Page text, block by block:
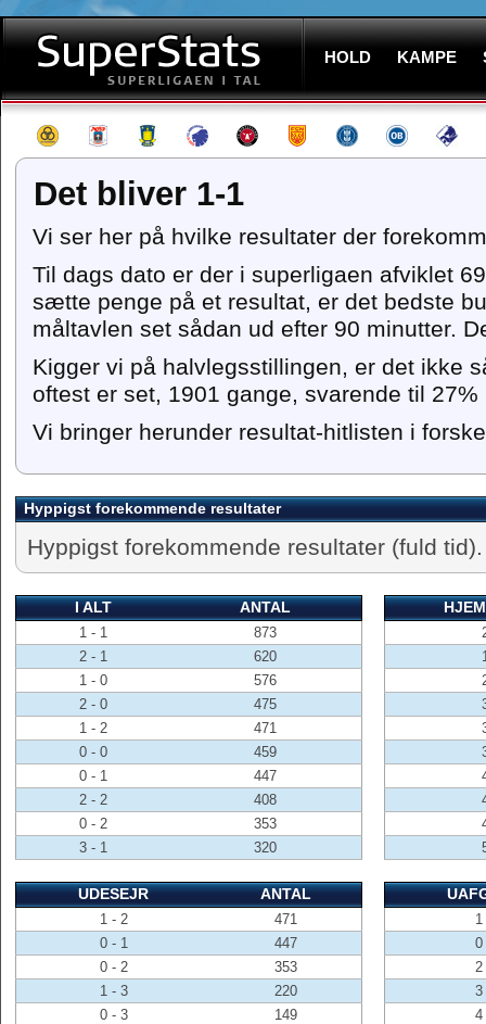
HOLD KAMPE
Det bliver 1-1
Vi ser her på hvilke resultater der
Til dags dato er der i superligaen afviklet
sætte penge på et resultat, er det bedste
måltavlen set sådan ud efter 90 minutter.
Kigger vi på halvlegsstillingen, er det ikke
oftest er set, 1901 gange, svarende til 27%
Vi bringer herunder resultat-hitlisten i
Hyppigst forekommende resultater
Hyppigst forekommende resultater (fuld tid).
I ALT ANTAL
1 - 1
873
2 - 1
620
1 - 0
576
2 - 0
475
1 - 2
471
0 - 0
459
0 - 1
447
2 - 2
408
0 - 2
353
3 - 1
320
UDESEJR ANTAL
1 - 2
471
0 - 1
447
0 - 2
353
1 - 3
220
0 - 3
149
1
0
2
3
4